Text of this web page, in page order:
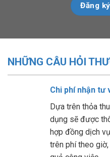
Đăng
NHỮNG CÂU HỎI
Chi phí nhận tư
Dựa trên thỏa
dụng sẽ được
hợp đồng dịch
trên phí theo